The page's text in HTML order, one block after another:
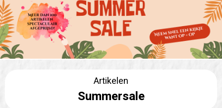
Artikelen
Summersale